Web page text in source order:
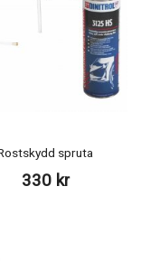
spruta
330 kr